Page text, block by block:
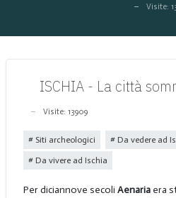
Visite:
ISCHIA - La città
Visite: 13909
Siti archeologici Da vedere ad
Da vivere ad Ischia
Per diciannove secoli Aenariaera